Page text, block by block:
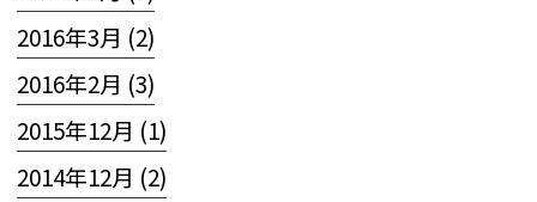
2016年3月 (2)
2016年2月 (3)
2015年12月 (1)
2014年12月 (2)